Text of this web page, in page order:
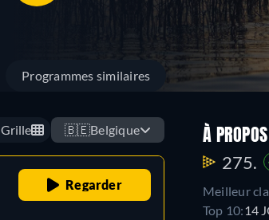
Programmes similaires
Grille 🇧🇪Belgique
Regarder
À
275.
Meilleur
Top 10: 14